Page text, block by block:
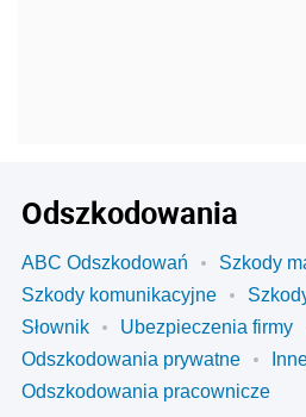
Odszkodowania
ABC Odszkodowań
Szkody
Szkody komunikacyjne
Słownik
Ubezpieczenia firmy
Odszkodowania prywatne
Odszkodowania pracownicze